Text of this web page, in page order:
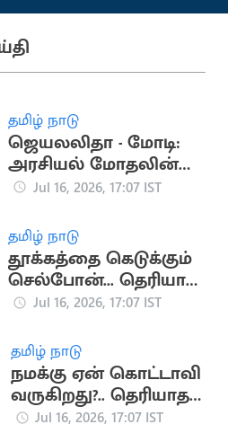
தமிழ் நாடு
ஜெயலலிதா - மோடி:
அரசியல் மோதலின்
முக்கிய தருணங்கள்
Jul 16, 2026, 17:07 IST
தமிழ் நாடு
தூக்கத்தை கெடுக்கும்
செல்போன்... தெரியாத
ஆபத்துகள்
Jul 16, 2026, 17:07 IST
தமிழ் நாடு
நமக்கு ஏன் கொட்டாவி
வருகிறது?.. தெரியாத
சுவாரஸ்ய
Jul 16, 2026, 17:07 IST